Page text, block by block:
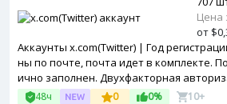
Аккаунты x.com(Twitter) | Год
ны по почте, почта идет в комплекте.
ично заполнен. Двухфакторная
в комплекте. Зарегистрированы с MIX ip.
48ч 0 0% 10+
Цена
от